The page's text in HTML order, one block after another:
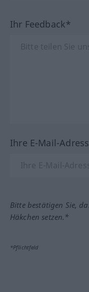
Ihr Feedback*
Ihre E-Mail-
Bitte bestätigen Sie,
Häkchen setzen.*
*Pflichtfeld